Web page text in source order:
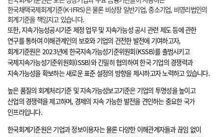
한국채택국제회계기준(K-IFRS)은 물론 비상장 일반기업, 중소기업, 비영리법인의
회계기준을 책임지고 있습니다.
또한, 지속가능성공시기준 제정 업무 및 지속가능성 공시 관련 제도 등에 관한
연구를 통하여 이해관계인의 보호와 기업의 건전한 발전에 기여하고자,
회계기준원은 2023년에 한국지속가능성기준위원회(KSSB)를 출범시키고
국제지속가능성기준위원회(ISSB)와 긴밀히 협의하여 한국 기업의 경쟁력과
지속가능성을 확보하는 새로운 표준 설정의 방향을 제시하고자 노력하고 있습니다.
높은 품질의 회계처리기준 및 지속가능성보고기준은 기업의 투명성을 높이고
산업의 경쟁력을 제고하며, 경제의 지속 가능한 발전을 견인하는 중요한 국가
인프라입니다.
한국회계기준원은 기업과 정보이용자는 물론 다양한 이해관계자들과 끊임 없이